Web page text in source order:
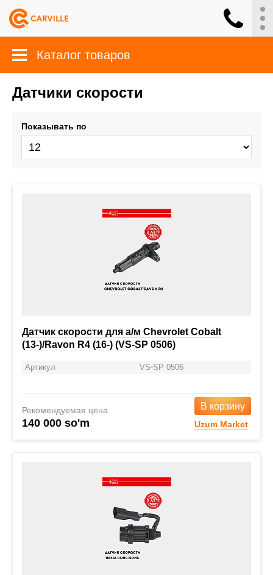
Каталог товаров
Датчики скорости
Показывать по
Датчик скорости для а/м Chevrolet Cobalt
(13-)/Ravon R4 (16-) (VS-SP 0506)
Артикул VS-SP 0506
Рекомендуемая цена
140 000 so'm
В корзину
Uzum Market